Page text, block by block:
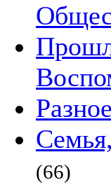
Разное
(66)